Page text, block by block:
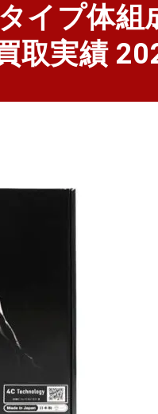
イプ体
取実績